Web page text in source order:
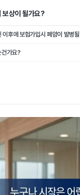
보상이 될가요?
건가요?